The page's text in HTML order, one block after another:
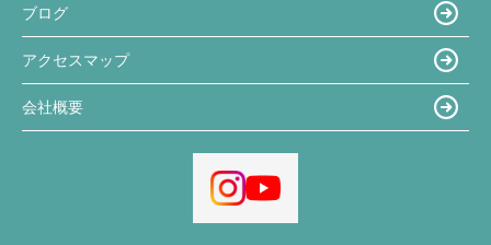
ブログ
アクセスマップ
会社概要